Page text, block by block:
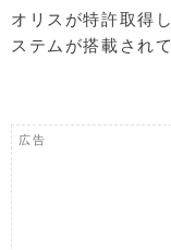
オリスが特許取得
ステムが搭載され
広告